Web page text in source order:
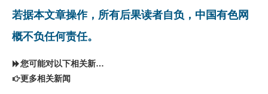
若据本文章操作，所有后果读者自负，中国有色网
概不负任何责任。
您可能对以下相关新闻同样感兴趣
更多相关新闻